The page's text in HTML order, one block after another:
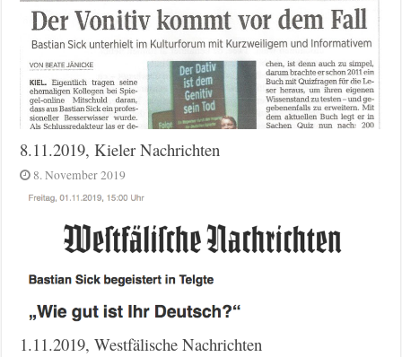
8.11.2019, Kieler Nachrichten
8. November 2019
1.11.2019, Westfälische Nachrichten